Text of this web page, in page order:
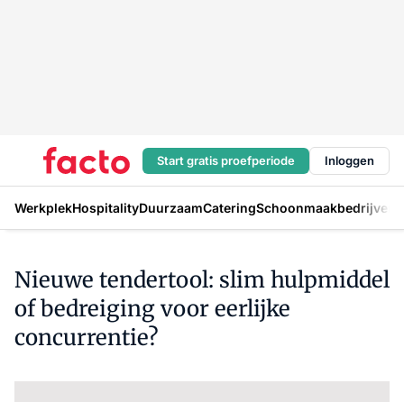
Start gratis proefperiode Inloggen
WerkplekHospitalityDuurzaamCateringSchoonmaakbedrijven
Nieuwe tendertool: slim hulpmiddel
of bedreiging voor eerlijke
concurrentie?